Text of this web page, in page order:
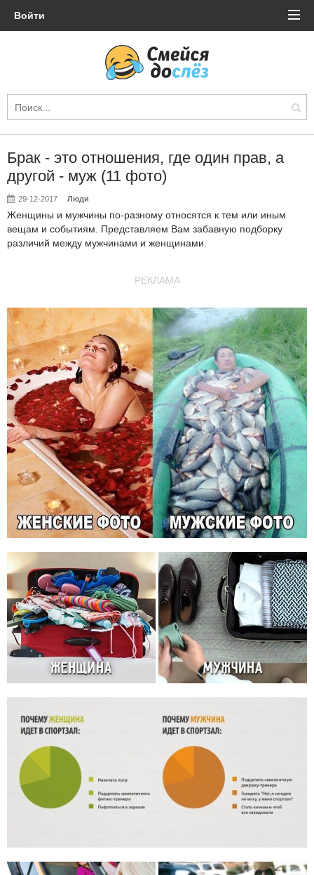
Войти
Брак - это отношения, где один прав, а
другой - муж (11 фото)
29-12-2017 Люди
Женщины и мужчины по-разному относятся к тем или иным
вещам и событиям. Представляем Вам забавную подборку
различий между мужчинами и женщинами.
РЕКЛАМА